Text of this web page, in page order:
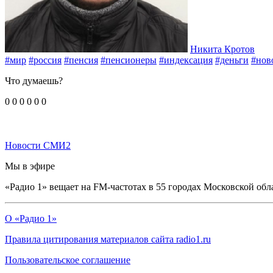
Никита Кротов
#мир #россия #пенсия #пенсионеры #индексация #деньги
Что думаешь?
0 0 0 0 0 0
Новости СМИ2
Мы в эфире
«Радио 1» вещает на FM-частотах в 55 городах Московской
О «Радио 1»
Правила цитирования материалов сайта radio1.ru
Пользовательское соглашение